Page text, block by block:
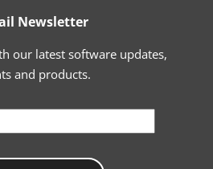
Newsletter
our latest software updates,
and products.